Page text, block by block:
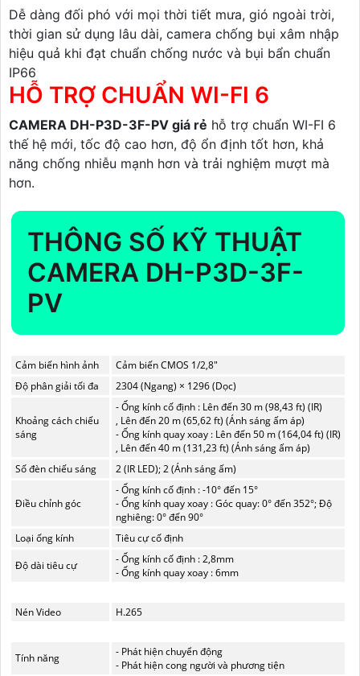
Dễ dàng đối phó với mọi thời tiết mưa, gió ngoài trời,
thời gian sử dụng lâu dài, camera chống bụi xâm nhập
hiệu quả khi đạt chuẩn chống nước và bụi bẩn chuẩn
IP66
HỖ TRỢ CHUẨN WI-FI 6
CAMERA DH-P3D-3F-PV giá rẻ hỗ trợ chuẩn WI-FI 6
thế hệ mới, tốc độ cao hơn, độ ổn định tốt hơn, khả
năng chống nhiễu mạnh hơn và trải nghiệm mượt mà
hơn.
THÔNG SỐ KỸ THUẬT
CAMERA DH-P3D-3F-
PV
Cảm biến hình ảnh
Cảm biến CMOS 1/2,8"
Độ phân giải tối đa
2304 (Ngang) × 1296 (Dọc)
Khoảng cách chiếu
sáng
- Ống kính cố định : Lên đến 30 m (98,43 ft) (IR)
, Lên đến 20 m (65,62 ft) (Ánh sáng ấm áp)
- Ống kính quay xoay : Lên đến 50 m (164,04 ft) (IR)
, Lên đến 40 m (131,23 ft) (Ánh sáng ấm áp)
Số đèn chiếu sáng
2 (IR LED); 2 (Ánh sáng ấm)
Điều chỉnh góc
- Ống kính cố định : -10° đến 15°
- Ống kính quay xoay : Góc quay: 0° đến 352°; Độ
nghiêng: 0° đến 90°
Loại ống kính
Tiêu cự cố định
Độ dài tiêu cự
- Ống kính cố định : 2,8mm
- Ống kính quay xoay : 6mm
Nén Video H.265
Tính năng
- Phát hiện chuyển động
- Phát hiện cong người và phương tiện